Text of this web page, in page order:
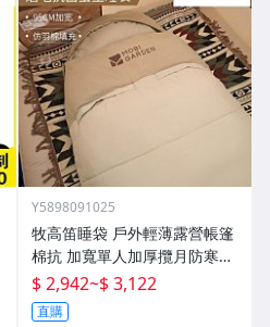
Y5898091025
牧高笛睡袋 戶外輕薄露營帳篷
棉抗 加寬單人加厚攬月防寒被
子
$ 2,942~$ 3,122
直購